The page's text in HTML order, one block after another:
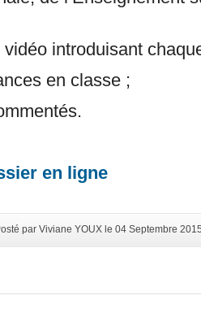
introduisant
en classe ;
en ligne
par Viviane YOUX le 04 Septembre